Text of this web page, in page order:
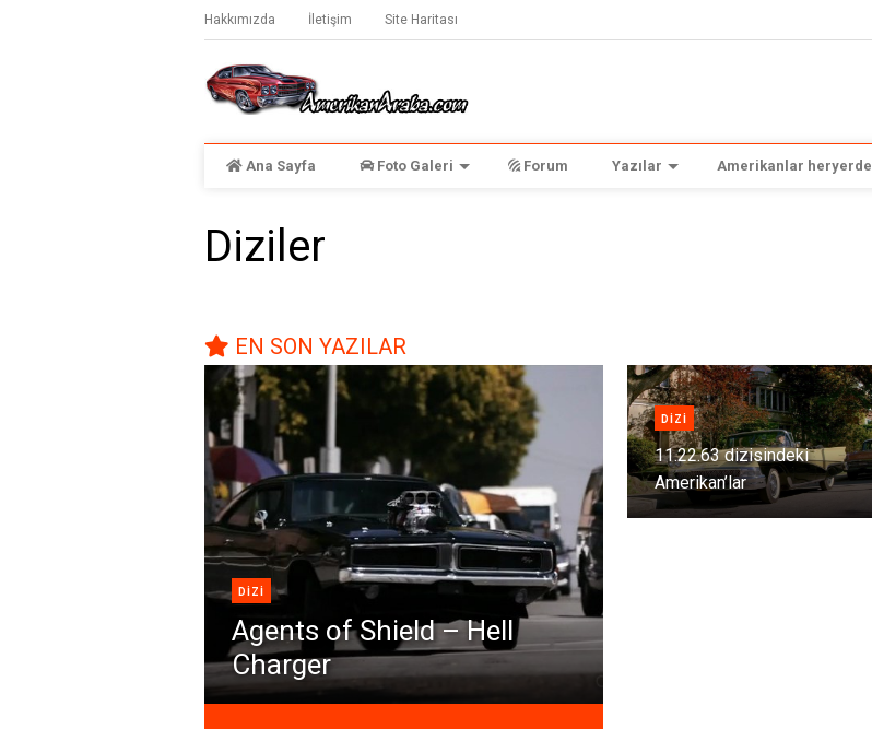
Hakkımızda İletişim Site Haritası
Ana Sayfa Foto Galeri Forum Yazılar Amerikanlar heryerde
Diziler
EN SON YAZILAR
DIZI
Agents of Shield – Hell
Charger
DIZI
11.22.63 dizisindeki
Amerikan’lar